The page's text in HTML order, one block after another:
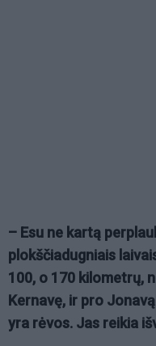
– Esu ne kartą
plokščiadugniais
100, o 170 kilometrų,
Kernavę, ir pro
yra rėvos. Jas reikia